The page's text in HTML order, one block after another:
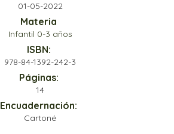
01-05-2022
Materia
Infantil 0-3 años
ISBN:
978-84-1392-242-3
Páginas:
14
Encuadernación:
Cartoné